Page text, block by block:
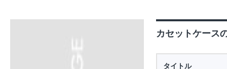
カセットケース
タイトル